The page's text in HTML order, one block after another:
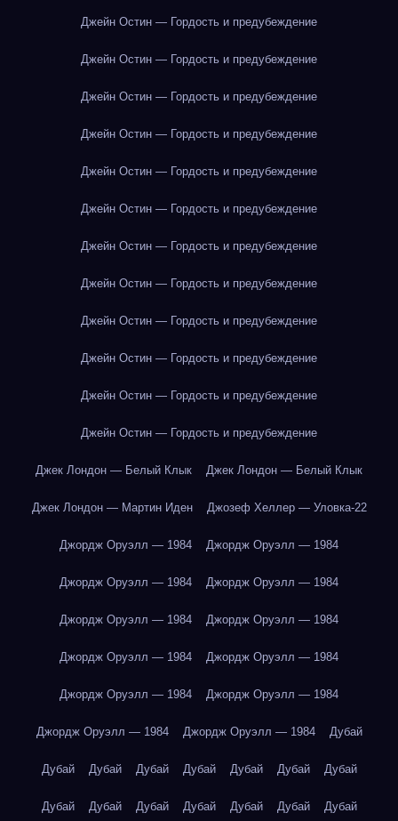
Джейн Остин — Гордость и предубеждение
Джейн Остин — Гордость и предубеждение
Джейн Остин — Гордость и предубеждение
Джейн Остин — Гордость и предубеждение
Джейн Остин — Гордость и предубеждение
Джейн Остин — Гордость и предубеждение
Джейн Остин — Гордость и предубеждение
Джейн Остин — Гордость и предубеждение
Джейн Остин — Гордость и предубеждение
Джейн Остин — Гордость и предубеждение
Джейн Остин — Гордость и предубеждение
Джейн Остин — Гордость и предубеждение
Джек Лондон — Белый Клык Джек Лондон — Белый Клык
Джек Лондон — Мартин Иден Джозеф Хеллер — Уловка-22
Джордж Оруэлл — 1984 Джордж Оруэлл — 1984
Джордж Оруэлл — 1984 Джордж Оруэлл — 1984
Джордж Оруэлл — 1984 Джордж Оруэлл — 1984
Джордж Оруэлл — 1984 Джордж Оруэлл — 1984
Джордж Оруэлл — 1984 Джордж Оруэлл — 1984
Джордж Оруэлл — 1984 Джордж Оруэлл — 1984 Дубай
Дубай Дубай Дубай Дубай Дубай Дубай Дубай
Дубай Дубай Дубай Дубай Дубай Дубай Дубай